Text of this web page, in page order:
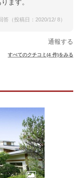
ます。
答（投稿日：2020/12/ 8）
通報する
すべてのクチコミ(4 件)をみる